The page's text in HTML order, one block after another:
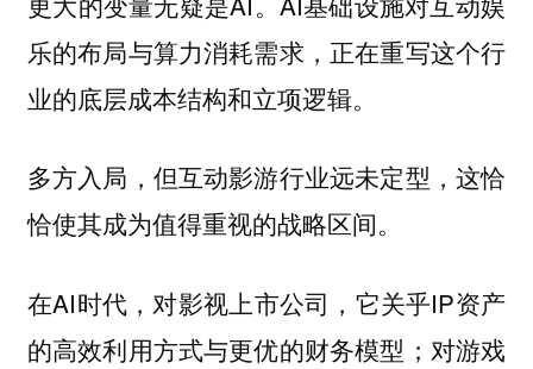
乐的布局与算力消耗需求，正在重写这个行
业的底层成本结构和立项逻辑。
多方入局，但互动影游行业远未定型，这恰
恰使其成为值得重视的战略区间。
在AI时代，对影视上市公司，它关乎IP资产
的高效利用方式与更优的财务模型；对游戏